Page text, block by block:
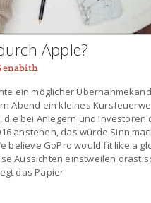
Apple?
ein möglicher
Abend ein kleines
bei Anlegern und Investoren
anstehen, das würde Sinn
believe GoPro would fit like a
Aussichten einstweilen
das Papier